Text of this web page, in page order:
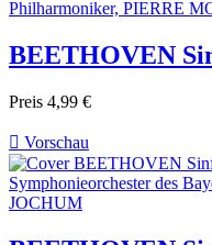
BEETHOVEN
Preis 4,99 €
 Vorschau